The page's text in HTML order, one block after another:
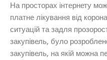
На просторах інтернету
платне лікування від
ситуацій та задля
закупівель, було
закупівель, на якій можна